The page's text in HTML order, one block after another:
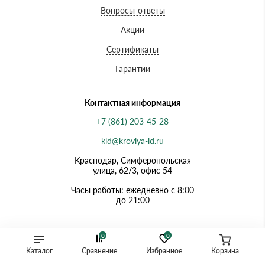
Каталог
0
Избранное
0
Сравнение Корзина
Вопросы-ответы
Акции
Сертификаты
Гарантии
Контактная информация
+7 (861) 203-45-28
kld@krovlya-ld.ru
Краснодар, Симферопольская
улица, 62/3, офис 54
Часы работы: ежедневно с 8:00
до 21:00